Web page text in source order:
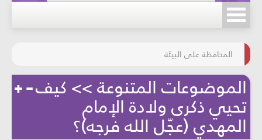
مسابقة الركب الحسينيّ
المحافظة على البيئة
الموضوعات المتنوعة >> كيف
تحيي ذكرى ولادة الإمام
المهدي (عجّل الله فرجه)؟